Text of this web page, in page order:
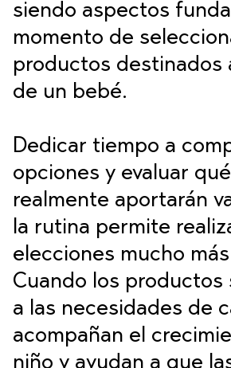
siendo aspectos
momento de
productos destinados
de un bebé.
Dedicar tiempo a
opciones y evaluar
realmente aportarán
la rutina permite
elecciones mucho
Cuando los productos
a las necesidades de
acompañan el